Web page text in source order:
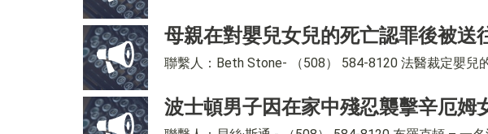
母親在對嬰兒女兒的死亡認罪後被送
聯繫人：Beth Stone- （508） 584-8120 法醫裁定嬰兒
波士頓男子因在家中殘忍襲擊辛厄姆